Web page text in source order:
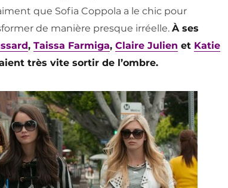
que Sofia Coppola a le chic pour
de manière presque irréelle. À ses
, Taissa Farmiga, Claire Julien et Katie
très vite sortir de l’ombre.